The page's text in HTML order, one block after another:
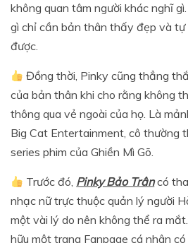
không quan tâm người khác nghĩ
gì chỉ cần bản thân thấy đẹp và tự
được.
Đồng thời, Pinky cũng thẳng
của bản thân khi cho rằng không
thông qua vẻ ngoài của họ. Là
Big Cat Entertainment, cô thường
series phim của Ghiền Mì Gõ.
Trước đó, Pinky Bảo Trâncó
nhạc nữ trực thuộc quản lý người
một vài lý do nên không thể ra
hữu một trang Fanpage cá nhân